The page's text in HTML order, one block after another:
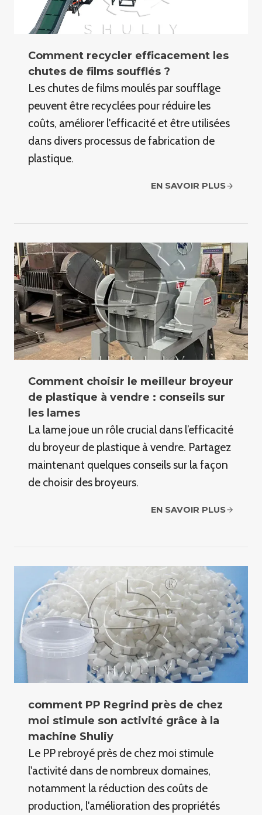
Comment recycler efficacement les
chutes de films soufflés ?
Les chutes de films moulés par soufflage
peuvent être recyclées pour réduire les
coûts, améliorer l'efficacité et être utilisées
dans divers processus de fabrication de
plastique.
EN SAVOIR PLUS
Comment choisir le meilleur broyeur
de plastique à vendre : conseils sur
les lames
La lame joue un rôle crucial dans l’efficacité
du broyeur de plastique à vendre. Partagez
maintenant quelques conseils sur la façon
de choisir des broyeurs.
EN SAVOIR PLUS
comment PP Regrind près de chez
moi stimule son activité grâce à la
machine Shuliy
Le PP rebroyé près de chez moi stimule
l'activité dans de nombreux domaines,
notamment la réduction des coûts de
production, l'amélioration des propriétés